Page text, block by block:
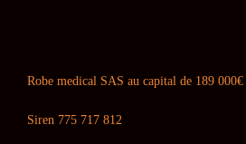
Robe medical SAS au capital de 189 000€
Siren 775 717 812